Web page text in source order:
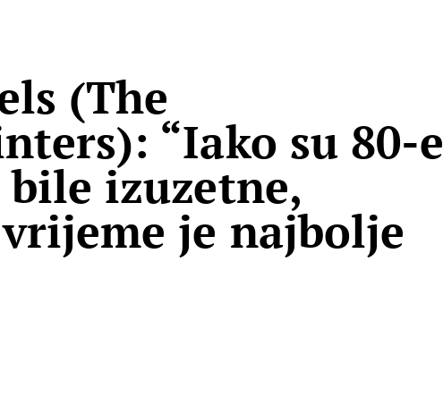
(The
“Iako su 80-e
bile izuzetne,
je najbolje